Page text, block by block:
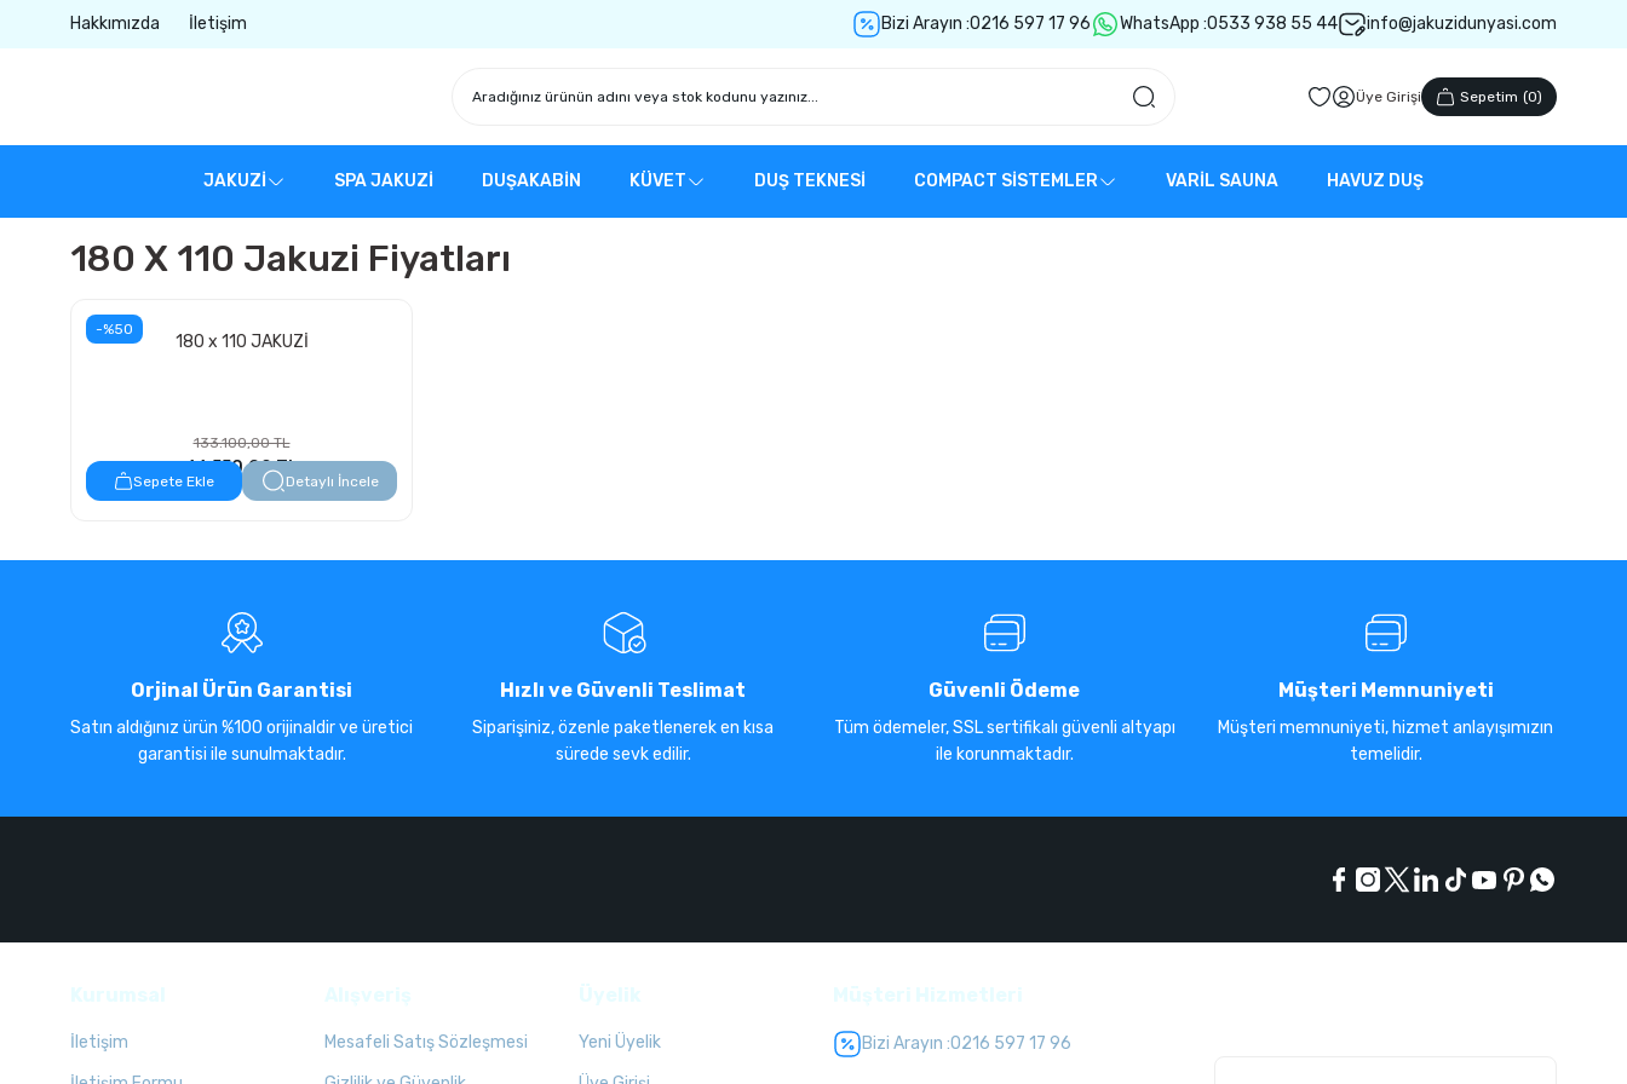
Hakkımızda İletişim Bizi Arayın :0216 597 17 96 WhatsApp :0533 938 55 44 info@jakuzidunyasi.com
Üye Girişi Sepetim (0)
JAKUZİ SPA JAKUZİ DUŞAKABİN KÜVET DUŞ TEKNESİ COMPACT SİSTEMLER VARİL SAUNA HAVUZ DUŞ
180 X 110 Jakuzi Fiyatları
-%50
180 x 110 JAKUZİ
133.100,00 TL
66.550,00 TL
Sepete Ekle Detaylı İncele
Orjinal Ürün Garantisi
Satın aldığınız ürün %100 orijinaldir ve üretici
garantisi ile sunulmaktadır.
Hızlı ve Güvenli Teslimat
Siparişiniz, özenle paketlenerek en kısa
sürede sevk edilir.
Güvenli Ödeme
Tüm ödemeler, SSL sertifikalı güvenli altyapı
ile korunmaktadır.
Müşteri Memnuniyeti
Müşteri memnuniyeti, hizmet anlayışımızın
temelidir.
İletişim
Mesafeli Satış Sözleşmesi
Yeni Üyelik
Bizi Arayın :0216 597 17 96